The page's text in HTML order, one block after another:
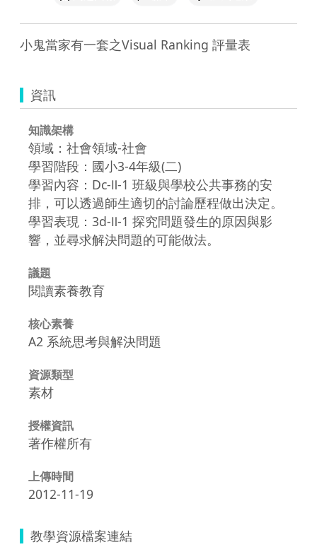
小鬼當家有一套之Visual Ranking 評量表
資訊
知識架構
領域：社會領域-社會
學習階段：國小3-4年級(二)
學習內容：Dc-Ⅱ-1 班級與學校公共事務的安
排，可以透過師生適切的討論歷程做出決定。
學習表現：3d-Ⅱ-1 探究問題發生的原因與影
響，並尋求解決問題的可能做法。
議題
閱讀素養教育
核心素養
A2 系統思考與解決問題
資源類型
素材
授權資訊
著作權所有
上傳時間
2012-11-19
教學資源檔案連結